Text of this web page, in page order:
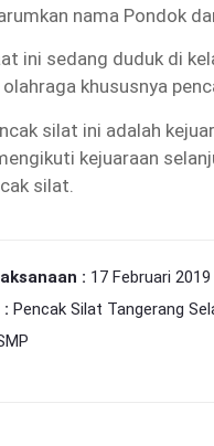
nama Pondok
ini sedang duduk di
khususnya
silat ini adalah
kejuaraan
silat.
: 17 Februari 2019
Pencak Silat Tangerang